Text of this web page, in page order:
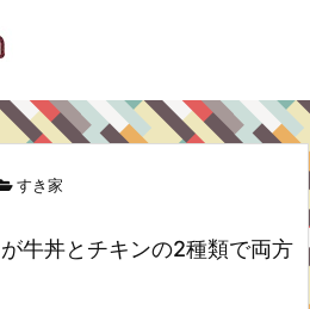
すき家
牛丼とチキンの2種類で両方